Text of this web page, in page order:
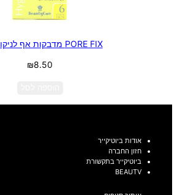
PORE FIX מדבקות אף לניקוי יסודי
₪8.50
אודות ביוטיקייר
חזון החברה
ביוטיקייר בתקשורת
BEAUTV